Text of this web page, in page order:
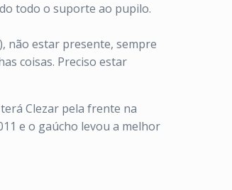
todo o suporte ao pupilo.
não estar presente, sempre
coisas. Preciso estar
Clezar pela frente na
e o gaúcho levou a melhor